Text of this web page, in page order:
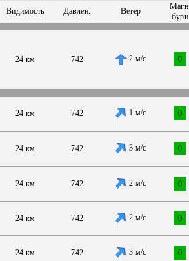
Видимость Давлен. Ветер
Магн.
бури
24 км 742 2 м/с 0
24 км 742 1 м/с 0
24 км 742 3 м/с 0
24 км 742 2 м/с 0
24 км 742 2 м/с 0
24 км 742 3 м/с 0